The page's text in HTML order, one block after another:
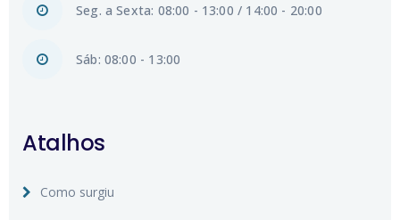
Seg. a Sexta: 08:00 - 13:00 / 14:00 - 20:00
Sáb: 08:00 - 13:00
Atalhos
Como surgiu